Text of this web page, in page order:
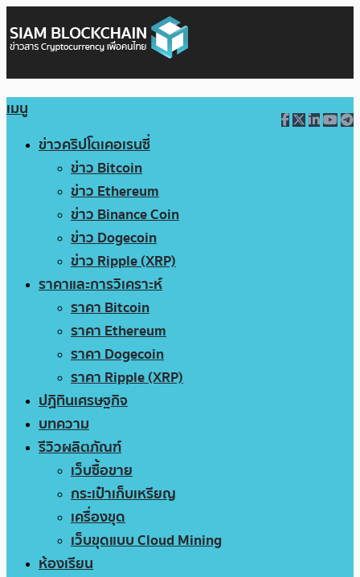
เมนู
ข่าวคริปโตเคอเรนซี่
ข่าว Bitcoin
ข่าว Ethereum
ข่าว Binance Coin
ข่าว Dogecoin
ข่าว Ripple (XRP)
ราคาและการวิเคราะห์
ราคา Bitcoin
ราคา Ethereum
ราคา Dogecoin
ราคา Ripple (XRP)
ปฏิทินเศรษฐกิจ
บทความ
รีวิวผลิตภัณฑ์
เว็บซื้อขาย
กระเป๋าเก็บเหรียญ
เครื่องขุด
เว็บขุดแบบ Cloud Mining
ห้องเรียน